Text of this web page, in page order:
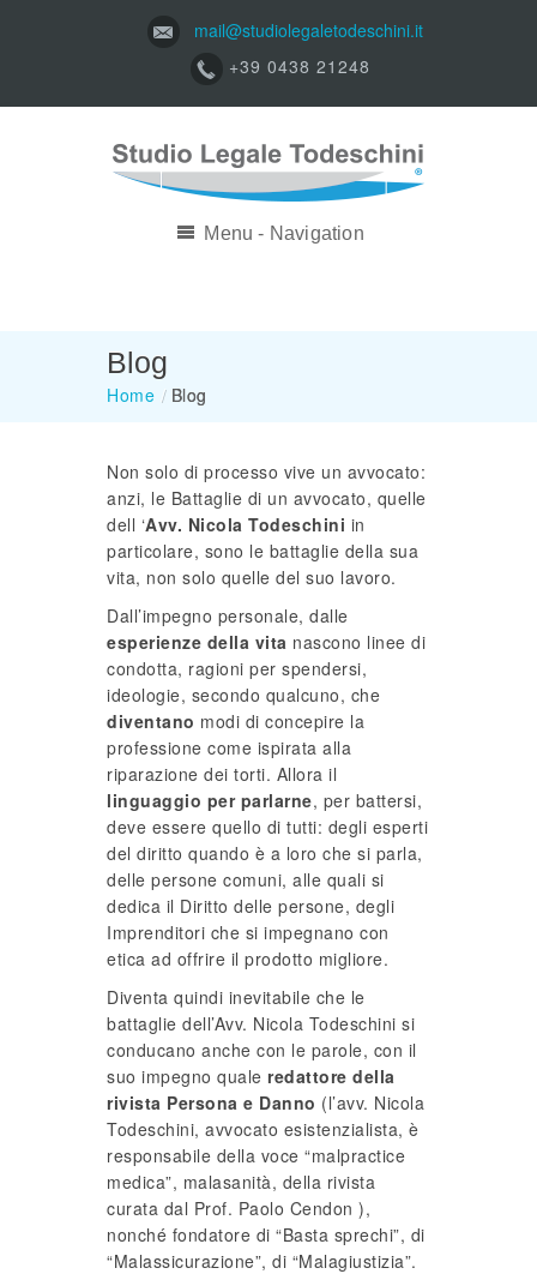
mail@studiolegaletodeschini.it
+39 0438 21248
Menu - Navigation
Blog
Home / Blog
Non solo di processo vive un avvocato:
anzi, le Battaglie di un avvocato, quelle
dell ‘Avv. Nicola Todeschini in
particolare, sono le battaglie della sua
vita, non solo quelle del suo lavoro.
Dall’impegno personale, dalle
esperienze della vita nascono linee di
condotta, ragioni per spendersi,
ideologie, secondo qualcuno, che
diventano modi di concepire la
professione come ispirata alla
riparazione dei torti. Allora il
linguaggio per parlarne, per battersi,
deve essere quello di tutti: degli esperti
del diritto quando è a loro che si parla,
delle persone comuni, alle quali si
dedica il Diritto delle persone, degli
Imprenditori che si impegnano con
etica ad offrire il prodotto migliore.
Diventa quindi inevitabile che le
battaglie dell’Avv. Nicola Todeschini si
conducano anche con le parole, con il
suo impegno quale redattore della
rivista Persona e Danno (l’avv. Nicola
Todeschini, avvocato esistenzialista, è
responsabile della voce “malpractice
medica”, malasanità, della rivista
curata dal Prof. Paolo Cendon ),
nonché fondatore di “Basta sprechi”, di
“Malassicurazione”, di “Malagiustizia”.